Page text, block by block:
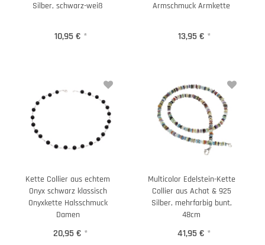
Silber, schwarz-weiß
10,95 € *
Armschmuck Armkette
13,95 € *
Kette Collier aus echtem
Onyx schwarz klassisch
Onyxkette Halsschmuck
Damen
20,95 € *
Multicolor Edelstein-Kette
Collier aus Achat & 925
Silber, mehrfarbig bunt,
48cm
41,95 € *